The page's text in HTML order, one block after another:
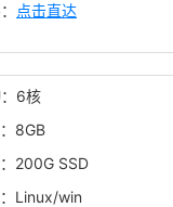
点击直达
6核
8GB
200G SSD
Linux/win